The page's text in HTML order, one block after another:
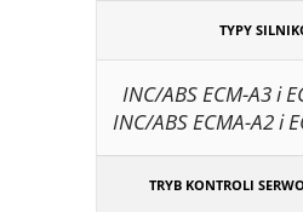
TYPY
INC/ABS ECM-A3 i
INC/ABS ECMA-A2 i
TRYB KONTROLI